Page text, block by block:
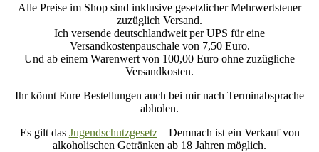
Alle Preise im Shop sind inklusive gesetzlicher Mehrwertsteuer
zuzüglich Versand.
Ich versende deutschlandweit per UPS für eine
Versandkostenpauschale von 7,50 Euro.
Und ab einem Warenwert von 100,00 Euro ohne zuzügliche
Versandkosten.
Ihr könnt Eure Bestellungen auch bei mir nach Terminabsprache
abholen.
Es gilt das Jugendschutzgesetz– Demnach ist ein Verkauf von
alkoholischen Getränken ab 18 Jahren möglich.